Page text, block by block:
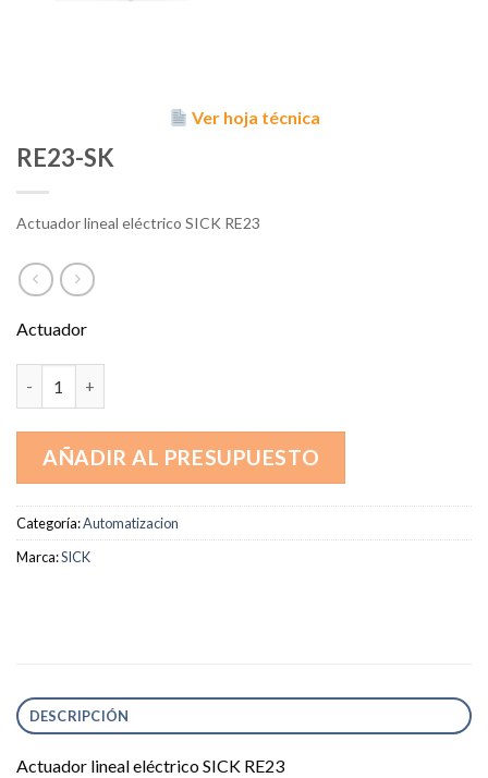
Ver hoja técnica
RE23-SK
Actuador lineal eléctrico SICK RE23
Actuador
AÑADIR AL PRESUPUESTO
Categoría:Automatizacion
Marca:SICK
DESCRIPCIÓN
Actuador lineal eléctrico SICK RE23